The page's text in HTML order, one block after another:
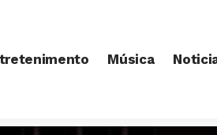
Música